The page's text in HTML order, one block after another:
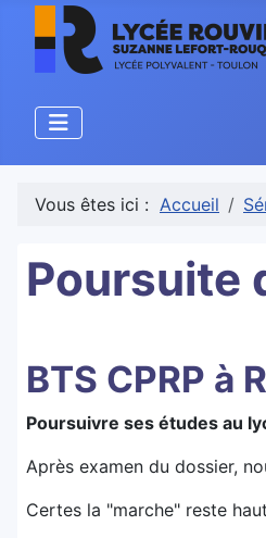
Vous êtes ici : Accueil
Poursuite
BTS CPRP à
Poursuivre ses études au
Après examen du dossier,
Certes la "marche" reste